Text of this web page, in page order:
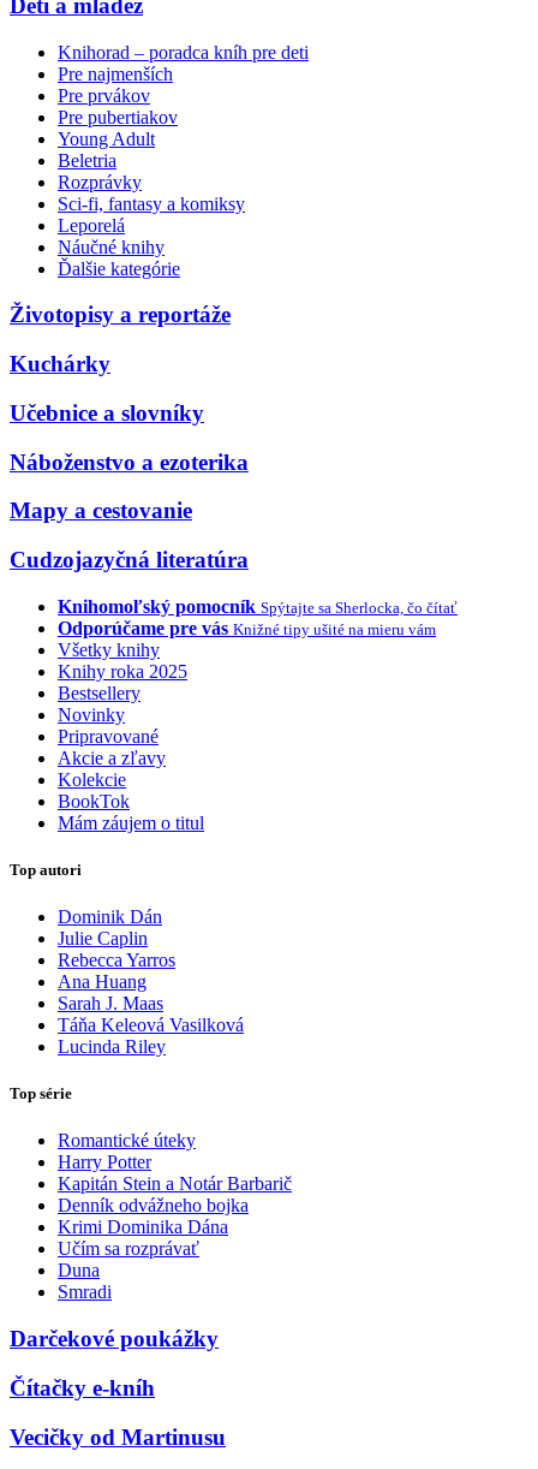
Deti a mládež
Knihorad – poradca kníh pre deti
Pre najmenších
Pre prvákov
Pre pubertiakov
Young Adult
Beletria
Rozprávky
Sci-fi, fantasy a komiksy
Leporelá
Náučné knihy
Ďalšie kategórie
Životopisy a reportáže
Kuchárky
Učebnice a slovníky
Náboženstvo a ezoterika
Mapy a cestovanie
Cudzojazyčná literatúra
Knihomoľský pomocník Spýtajte sa Sherlocka, čo čítať
Odporúčame pre vás Knižné tipy ušité na mieru vám
Všetky knihy
Knihy roka 2025
Bestsellery
Novinky
Pripravované
Akcie a zľavy
Kolekcie
BookTok
Mám záujem o titul
Top autori
Dominik Dán
Julie Caplin
Rebecca Yarros
Ana Huang
Sarah J. Maas
Táňa Keleová Vasilková
Lucinda Riley
Top série
Romantické úteky
Harry Potter
Kapitán Stein a Notár Barbarič
Denník odvážneho bojka
Krimi Dominika Dána
Učím sa rozprávať
Duna
Smradi
Darčekové poukážky
Čítačky e-kníh
Vecičky od Martinusu